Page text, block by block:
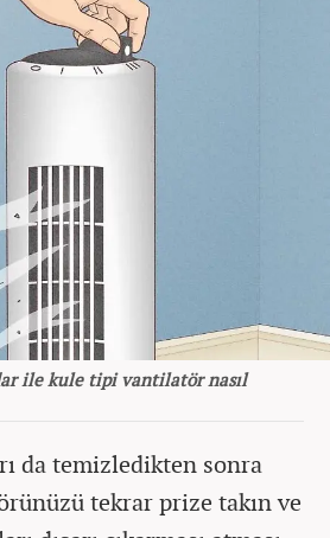
ile kule tipi vantilatör nasıl
da temizledikten sonra
tekrar prize takın ve